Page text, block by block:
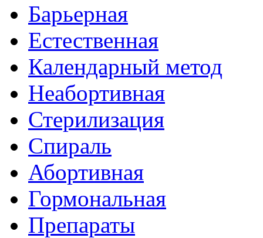
Барьерная
Естественная
Календарный метод
Неабортивная
Стерилизация
Спираль
Абортивная
Гормональная
Препараты